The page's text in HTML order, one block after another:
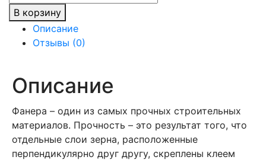
товара
Фанера
18х1250х2500
В корзину
Описание
Отзывы (0)
Описание
Фанера – один из самых прочных строительных
материалов. Прочность – это результат того, что
отдельные слои зерна, расположенные
перпендикулярно друг другу, скреплены клеем